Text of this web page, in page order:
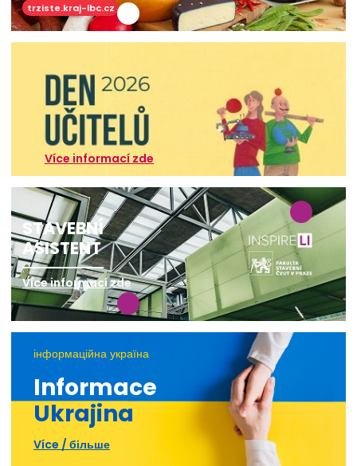
trziste.kraj-lbc.cz
Více informací zde
STAVEBNÍ
ASISTENT
Více informací zde
інформаційна україна
Informace
Ukrajina
Více / більше